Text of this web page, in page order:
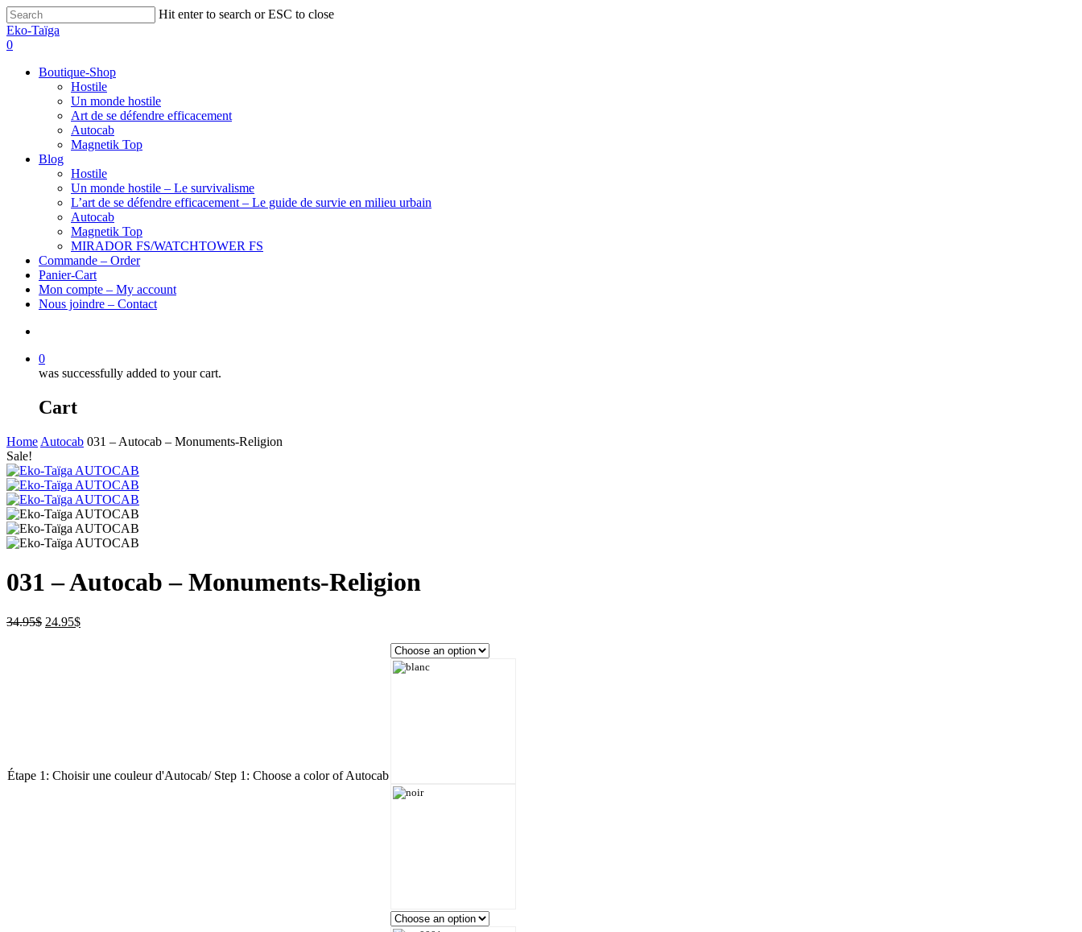
Hit enter to search or ESC to close
Eko-Taïga
0
Boutique-Shop
Hostile
Un monde hostile
Art de se défendre efficacement
Autocab
Magnetik Top
Blog
Hostile
Un monde hostile – Le survivalisme
L’art de se défendre efficacement – Le guide de survie en milieu urbain
Autocab
Magnetik Top
MIRADOR FS/WATCHTOWER FS
Commande – Order
Panier-Cart
Mon compte – My account
Nous joindre – Contact
0
was successfully added to your cart.
Cart
Home Autocab 031 – Autocab – Monuments-Religion
Sale!
031 – Autocab – Monuments-Religion
34.95$ 24.95$
Étape 1: Choisir une couleur d'Autocab/ Step 1: Choose a color of Autocab